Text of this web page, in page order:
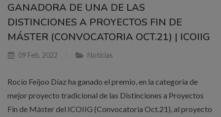
GANADORA DE UNA DE LAS
DISTINCIONES A PROYECTOS FIN DE
MÁSTER (CONVOCATORIA OCT.21) | ICOIIG
09 Feb, 2022 Noticias
Rocío Feijoo Díaz ha ganado el premio, en la categoría de
mejor proyecto tradicional de las Distinciones a Proyectos
Fin de Máster del ICOIIG (Convocatoria Oct.21), al proyecto